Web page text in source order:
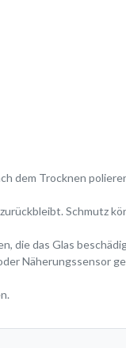
dem Trocknen
Schmutz
die das Glas
Näherungssensor